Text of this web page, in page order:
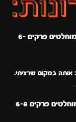
אתה ואני הפכים מוחלטים פרקים 6-
אותה במקום שרציתי.
פרקים 6-8